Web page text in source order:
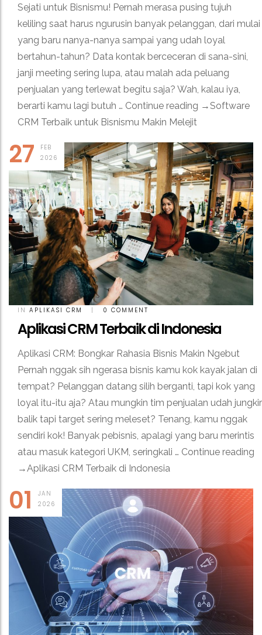
Sejati untuk Bisnismu! Pernah merasa pusing tujuh
keliling saat harus ngurusin banyak pelanggan, dari mulai
yang baru nanya-nanya sampai yang udah loyal
bertahun-tahun? Data kontak berceceran di sana-sini,
janji meeting sering lupa, atau malah ada peluang
penjualan yang terlewat begitu saja? Wah, kalau iya,
berarti kamu lagi butuh … Continue reading →Software
CRM Terbaik untuk Bisnismu Makin Melejit
27
FEB
2026
IN APLIKASI CRM | 0 COMMENT
Aplikasi CRM Terbaik di Indonesia
Aplikasi CRM: Bongkar Rahasia Bisnis Makin Ngebut
Pernah nggak sih ngerasa bisnis kamu kok kayak jalan di
tempat? Pelanggan datang silih berganti, tapi kok yang
loyal itu-itu aja? Atau mungkin tim penjualan udah jungkir
balik tapi target sering meleset? Tenang, kamu nggak
sendiri kok! Banyak pebisnis, apalagi yang baru merintis
atau masuk kategori UKM, seringkali … Continue reading
→Aplikasi CRM Terbaik di Indonesia
01
JAN
2026